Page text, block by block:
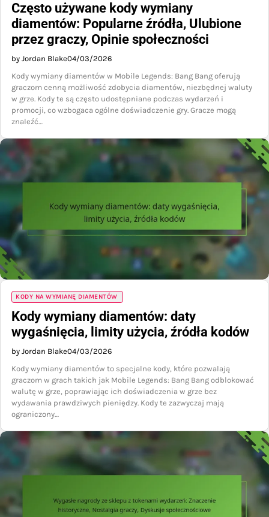
Często używane kody wymiany
diamentów: Popularne źródła, Ulubione
przez graczy, Opinie społeczności
by Jordan Blake04/03/2026
Kody wymiany diamentów w Mobile Legends: Bang Bang oferują
graczom cenną możliwość zdobycia diamentów, niezbędnej waluty
w grze. Kody te są często udostępniane podczas wydarzeń i
promocji, co wzbogaca ogólne doświadczenie gry. Gracze mogą
znaleźć…
KODY NA WYMIANĘ DIAMENTÓW
Kody wymiany diamentów: daty
wygaśnięcia, limity użycia, źródła kodów
by Jordan Blake04/03/2026
Kody wymiany diamentów to specjalne kody, które pozwalają
graczom w grach takich jak Mobile Legends: Bang Bang odblokować
walutę w grze, poprawiając ich doświadczenia w grze bez
wydawania prawdziwych pieniędzy. Kody te zazwyczaj mają
ograniczony…